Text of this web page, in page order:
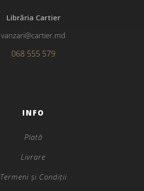
Librăria Cartier
vanzari@cartier.md
068 555 579
INFO
Plată
Livrare
Termeni și Condiții